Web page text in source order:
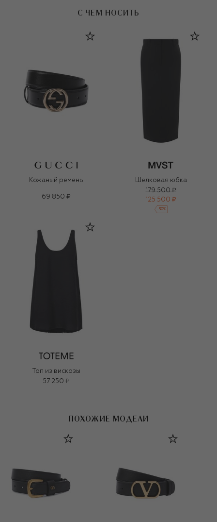
С ЧЕМ НОСИТЬ
Кожаный ремень
69 850 ₽
Шелковая юбка
179 500 ₽
125 500 ₽
-30%
Топ из вискозы
57 250 ₽
ПОХОЖИЕ МОДЕЛИ